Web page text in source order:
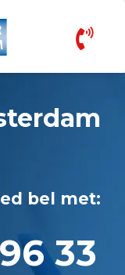
bel met:
33